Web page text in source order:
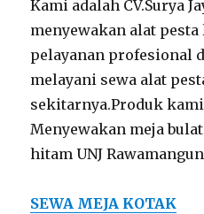
Kami adalah CV.Surya
menyewakan alat
pelayanan profesional
melayani sewa alat
sekitarnya.Produk
Menyewakan meja
hitam UNJ
SEWA MEJA KOTAK